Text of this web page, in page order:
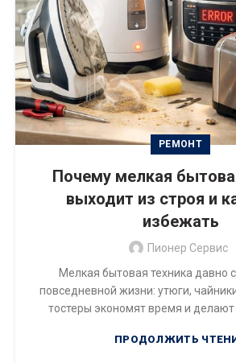
РЕМОНТ
Почему мелкая
выходит из строя и
избежать
Пионер Сервис
Мелкая бытовая техника давно
повседневной жизни: утюги,
тостеры экономят время и делают
ПРОДОЛЖИТЬ